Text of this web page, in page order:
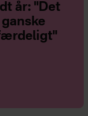
år: "Det